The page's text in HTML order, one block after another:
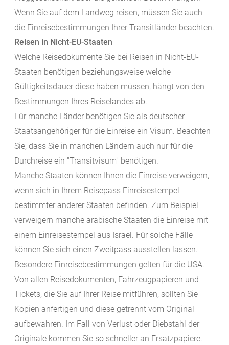
Wenn Sie auf dem Landweg reisen, müssen Sie auch
die Einreisebestimmungen Ihrer Transitländer beachten.
Reisen in Nicht-EU-Staaten
Welche Reisedokumente Sie bei Reisen in Nicht-EU-
Staaten benötigen beziehungsweise welche
Gültigkeitsdauer diese haben müssen, hängt von den
Bestimmungen Ihres Reiselandes ab.
Für manche Länder benötigen Sie als deutscher
Staatsangehöriger für die Einreise ein Visum. Beachten
Sie, dass Sie in manchen Ländern auch nur für die
Durchreise ein "Transitvisum" benötigen.
Manche Staaten können Ihnen die Einreise verweigern,
wenn sich in Ihrem Reisepass Einreisestempel
bestimmter anderer Staaten befinden. Zum Beispiel
verweigern manche arabische Staaten die Einreise mit
einem Einreisestempel aus Israel. Für solche Fälle
können Sie sich einen Zweitpass ausstellen lassen.
Besondere Einreisebestimmungen gelten für die USA.
Von allen Reisedokumenten, Fahrzeugpapieren und
Tickets, die Sie auf Ihrer Reise mitführen, sollten Sie
Kopien anfertigen und diese getrennt vom Original
aufbewahren. Im Fall von Verlust oder Diebstahl der
Originale kommen Sie so schneller an Ersatzpapiere.